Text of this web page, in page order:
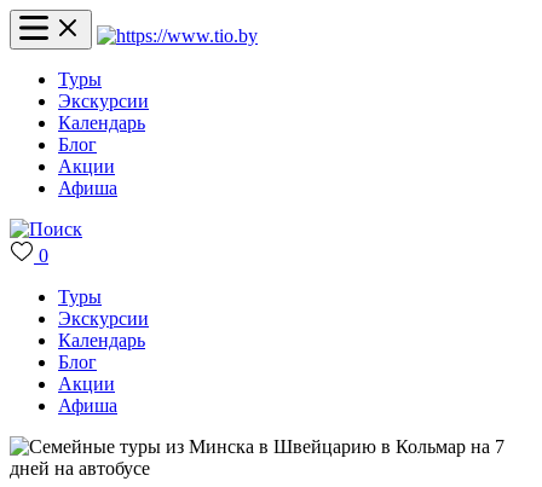
Туры
Экскурсии
Календарь
Блог
Акции
Афиша
0
Туры
Экскурсии
Календарь
Блог
Акции
Афиша